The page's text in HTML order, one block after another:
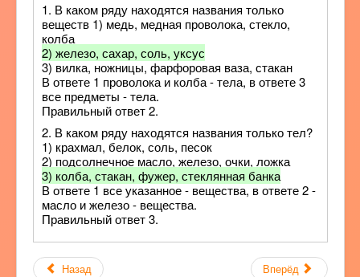
1. В каком ряду находятся названия только
веществ 1) медь, медная проволока, стекло,
колба
2) железо, сахар, соль, уксус
3) вилка, ножницы, фарфоровая ваза, стакан
В ответе 1 проволока и колба - тела, в ответе 3
все предметы - тела.
Правильный ответ 2.
2. В каком ряду находятся названия только тел?
1) крахмал, белок, соль, песок
2) подсолнечное масло, железо, очки, ложка
3) колба, стакан, фужер, стеклянная банка
В ответе 1 все указанное - вещества, в ответе 2 -
масло и железо - вещества.
Правильный ответ 3.
Назад Вперёд